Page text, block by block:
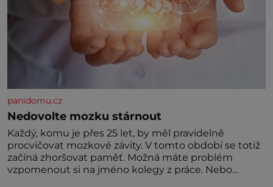
panidomu.cz
Nedovolte mozku stárnout
Každý, komu je přes 25 let, by měl pravidelně
procvičovat mozkové závity. V tomto období se totiž
začíná zhoršovat paměť. Možná máte problém
vzpomenout si na jméno kolegy z práce. Nebo